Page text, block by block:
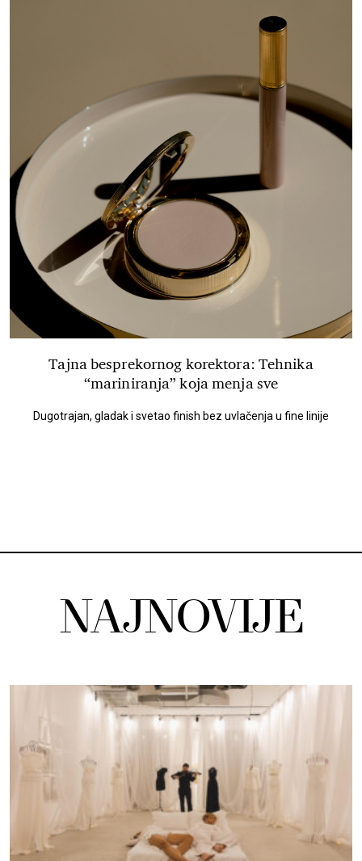
Tajna besprekornog korektora: Tehnika
“mariniranja” koja menja sve
Dugotrajan, gladak i svetao finish bez uvlačenja u fine linije
NAJNOVIJE